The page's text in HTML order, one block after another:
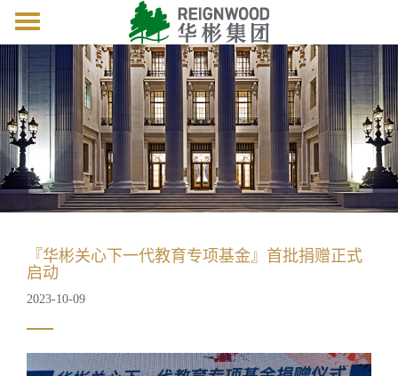
Toggle
navigation
『华彬关心下一代教育专项基金』首批捐赠正式
启动
2023-10-09